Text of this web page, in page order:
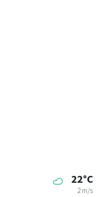
22°C
2 m/s